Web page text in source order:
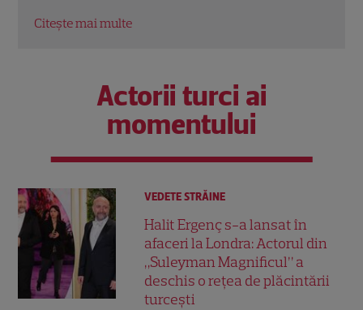
Citește mai multe
Actorii turci ai
momentului
VEDETE STRĂINE
Halit Ergenç s-a lansat în
afaceri la Londra: Actorul din
„Suleyman Magnificul” a
deschis o rețea de plăcintării
turcești